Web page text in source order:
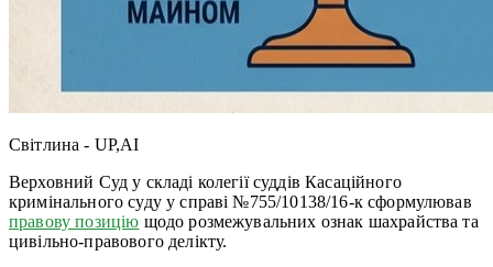
Світлина - UP,AI
Верховний Суд у складі колегії суддів Касаційного
кримінального суду у справі №755/10138/16-к сформулював
правову позицію щодо розмежувальних ознак шахрайства та
цивільно-правового делікту.